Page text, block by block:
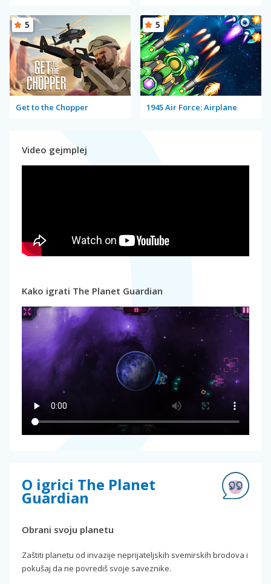
Get to the Chopper
5
1945 Air Force: Airplane
5
Video gejmplej
Kako igrati The Planet Guardian
O igrici The Planet
Guardian
Obrani svoju planetu
Zaštiti planetu od invazije neprijateljskih svemirskih brodova i
pokušaj da ne povrediš svoje saveznike.